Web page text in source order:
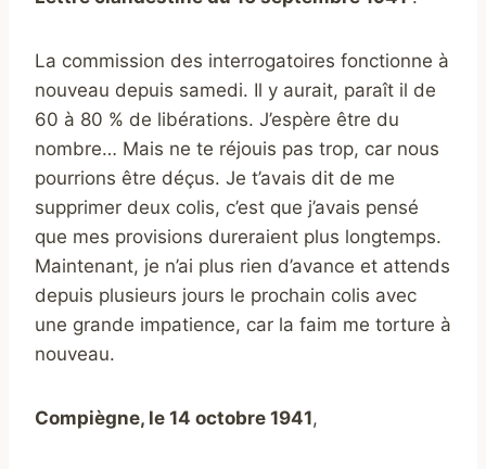
La commission des interrogatoires fonctionne à
nouveau depuis samedi. Il y aurait, paraît il de
60 à 80 % de libérations. J’espère être du
nombre… Mais ne te réjouis pas trop, car nous
pourrions être déçus. Je t’avais dit de me
supprimer deux colis, c’est que j’avais pensé
que mes provisions dureraient plus longtemps.
Maintenant, je n’ai plus rien d’avance et attends
depuis plusieurs jours le prochain colis avec
une grande impatience, car la faim me torture à
nouveau.
Compiègne, le 14 octobre 1941,